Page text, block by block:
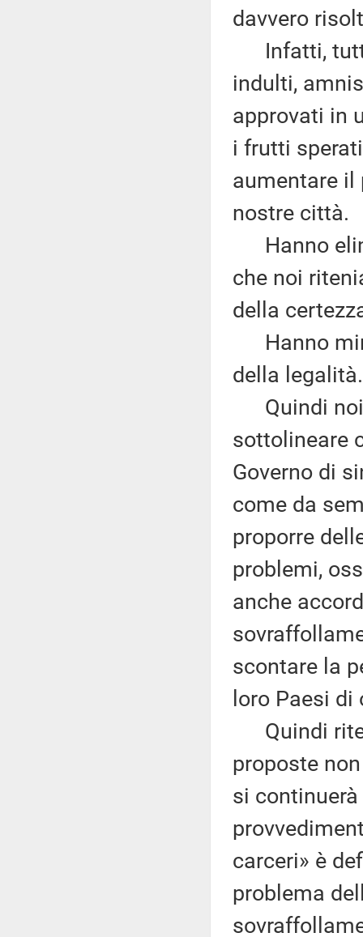
davvero
Infatti, tutti
indulti,
approvati in
i frutti
aumentare il
nostre città.
Hanno
che noi
della
Hanno
della legalità.
Quindi noi
sottolineare
Governo di
come da
proporre
problemi,
anche
scontare la
loro Paesi di
Quindi
proposte
si
carceri» è
problema